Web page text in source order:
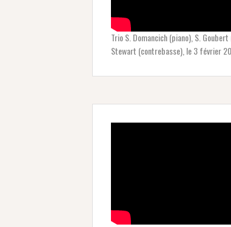
Trio S. Domancich (piano), S.
Stewart (contrebasse), le 3 février